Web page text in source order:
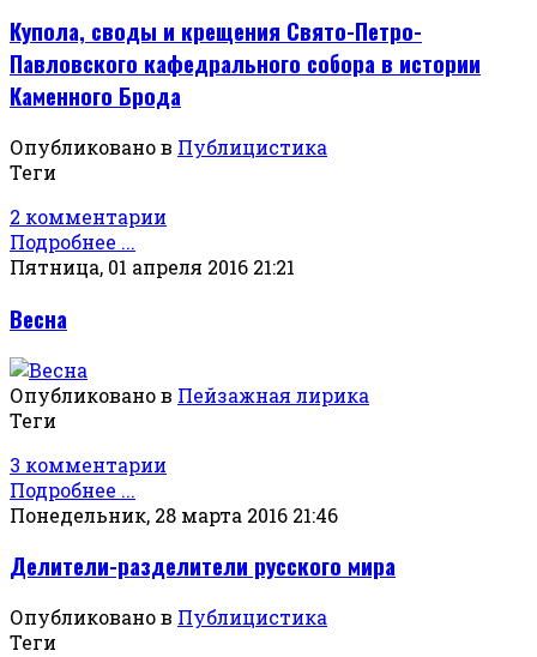
Купола, своды и крещения Свято-Петро-
Павловского кафедрального собора в истории
Каменного Брода
Опубликовано в Публицистика
Теги
2 комментарии
Подробнее ...
Пятница, 01 апреля 2016 21:21
Весна
Опубликовано в Пейзажная лирика
Теги
3 комментарии
Подробнее ...
Понедельник, 28 марта 2016 21:46
Делители-разделители русского мира
Опубликовано в Публицистика
Теги